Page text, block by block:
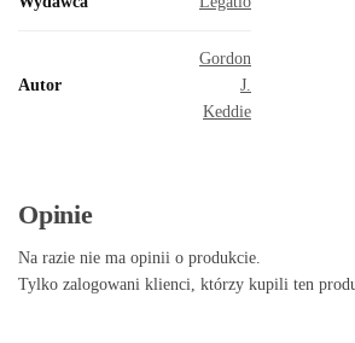
Autor
Gordon
J.
Keddie
Opinie
Na razie nie ma opinii o produkcie.
Tylko zalogowani klienci, którzy kupili ten